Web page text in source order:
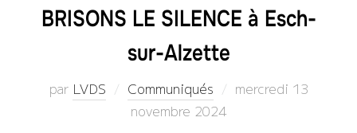
BRISONS LE SILENCE à Esch-
sur-Alzette
par LVDS Communiqués
Publié
mercredi 13
novembre 2024